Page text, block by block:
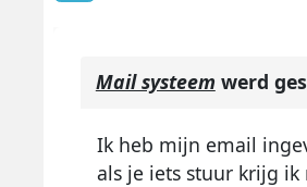
Mail systeem werd
Ik heb mijn email
als je iets stuur krijg ik